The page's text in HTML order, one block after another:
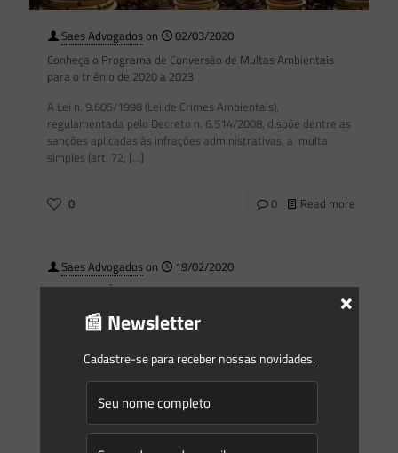
Saes Advogadoson
02/03/2020
Conheça o Programa de Conversão de Multas Ambientais
para o triênio de 2020 a 2023
A Lei n. 9.605/1998 (Lei de Crimes Ambientais),
regulamentada pelo Decreto n. 6.514/2008, dispõe dentre as
sanções aplicadas às infrações administrativas, a multa
simples (art. 72, […]
0 0 Read more
Saes Advogadoson
19/02/2020
Novidades | Âmbito Federal
PORTARIA Nº 76, DE 18 DE FEVEREIRO DE 2020 O MINISTRO
atribuições, e tendo em vista o[…]
📰 Newsletter
Cadastre-se para receber nossas novidades.
×